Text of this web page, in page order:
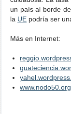
un país al borde
la UE podría ser
Más en Internet:
www.nodo50.org